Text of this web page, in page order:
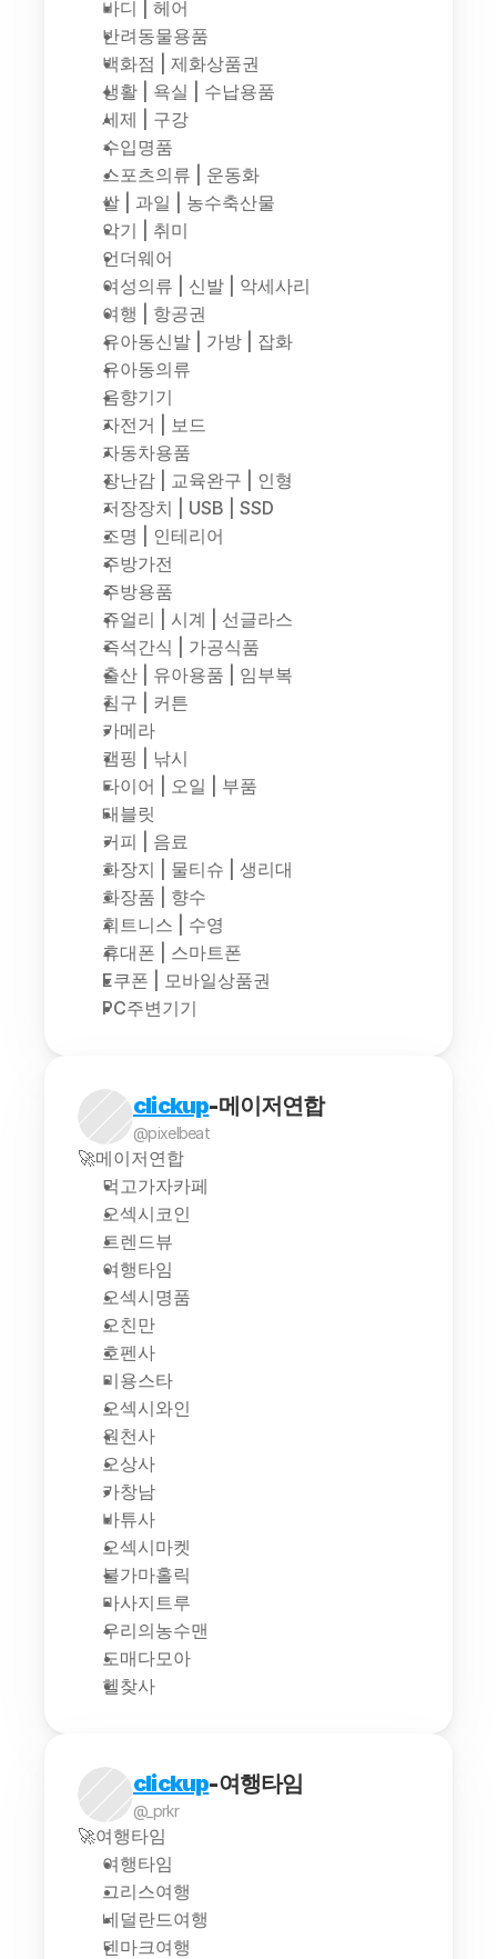
바디 | 헤어
반려동물용품
백화점 | 제화상품권
생활 | 욕실 | 수납용품
세제 | 구강
수입명품
스포츠의류 | 운동화
쌀 | 과일 | 농수축산물
악기 | 취미
언더웨어
여성의류 | 신발 | 악세사리
여행 | 항공권
유아동신발 | 가방 | 잡화
유아동의류
음향기기
자전거 | 보드
자동차용품
장난감 | 교육완구 | 인형
저장장치 | USB | SSD
조명 | 인테리어
주방가전
주방용품
쥬얼리 | 시계 | 선글라스
즉석간식 | 가공식품
출산 | 유아용품 | 임부복
침구 | 커튼
카메라
캠핑 | 낚시
타이어 | 오일 | 부품
태블릿
커피 | 음료
화장지 | 물티슈 | 생리대
화장품 | 향수
휘트니스 | 수영
휴대폰 | 스마트폰
E쿠폰 | 모바일상품권
PC주변기기
clickup-메이저연합
@pixelbeat
🚀메이저연합
먹고가자카페
오섹시코인
트렌드뷰
여행타임
오섹시명품
오친만
호펜사
미용스타
오섹시와인
원천사
오상사
카창남
바튜사
오섹시마켓
불가마홀릭
마사지트루
우리의농수맨
도매다모아
헬찾사
clickup-여행타임
@_prkr
🚀여행타임
여행타임
그리스여행
네덜란드여행
덴마크여행